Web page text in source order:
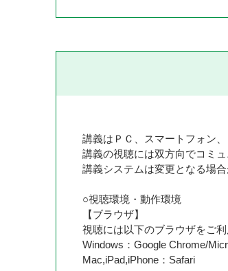
講義はＰＣ、スマートフォン
講義の視聴には双方向でコミ
講義システムは変更となる場
○視聴環境・動作環境
【ブラウザ】
視聴には以下のブラウザをご利
Windows：Google Chrome/
Mac,iPad,iPhone：Safari